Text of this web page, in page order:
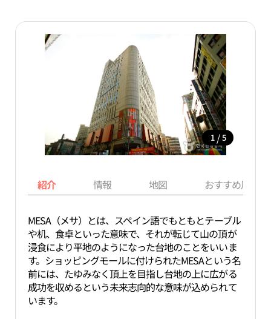
1 / 5
紹介 情報 地図 おすすめ周辺
MESA（メサ）とは、スペイン語でもともとテーブル
や机、食卓といった意味で、それが転じて山の頂が
浸食により平地のようになった台地のことをいいま
す。ショッピングモールに付けられたMESAという名
前には、たゆみなく頂上を目指し台地の上に広がる
成功を収めるという未来志向的な意味が込められて
います。